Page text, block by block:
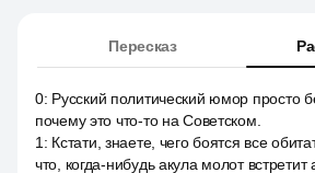
Пересказ
0: Русский политический юмор просто
почему это что-то на Советском.
1 : Кстати, знаете, чего боятся все
что, когда-нибудь акула молот встретит